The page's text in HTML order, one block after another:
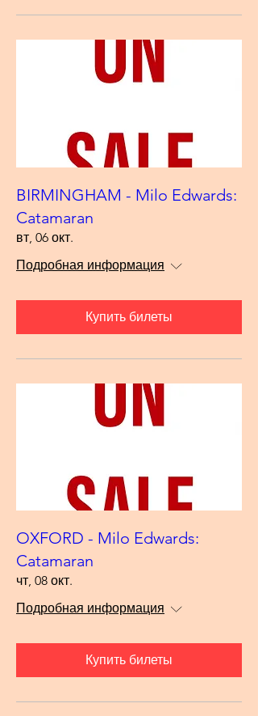
BIRMINGHAM - Milo Edwards:
Catamaran
вт, 06 окт.
Подробная информация
Купить билеты
OXFORD - Milo Edwards:
Catamaran
чт, 08 окт.
Подробная информация
Купить билеты